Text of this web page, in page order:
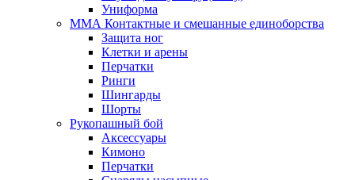
Униформа
ММА Контактные и смешанные единоборства
Защита ног
Клетки и арены
Перчатки
Ринги
Шингарды
Шорты
Рукопашный бой
Аксессуары
Кимоно
Перчатки